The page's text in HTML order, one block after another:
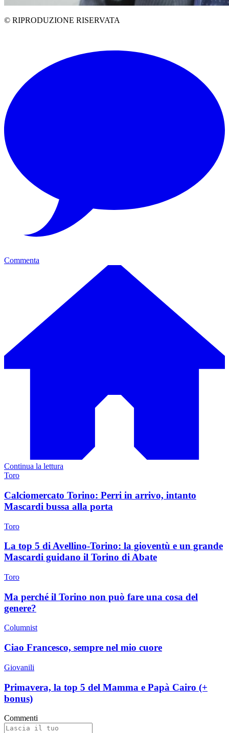
© RIPRODUZIONE RISERVATA
Commenta
Continua la lettura
Toro
Calciomercato Torino: Perri in arrivo, intanto
Mascardi bussa alla porta
Toro
La top 5 di Avellino-Torino: la gioventù e un grande
Mascardi guidano il Torino di Abate
Toro
Ma perché il Torino non può fare una cosa del
genere?
Columnist
Ciao Francesco, sempre nel mio cuore
Giovanili
Primavera, la top 5 del Mamma e Papà Cairo (+
bonus)
Commenti